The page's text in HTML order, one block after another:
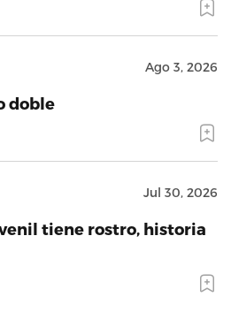
Ago 3, 2026
doble
Jul 30, 2026
tiene rostro, historia